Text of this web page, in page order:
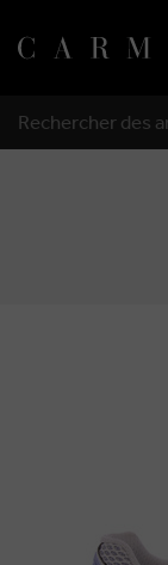
RECHERCHER